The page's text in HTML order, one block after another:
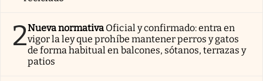
2Nueva normativa Oficial y confirmado: entra en
vigor la ley que prohíbe mantener perros y gatos
de forma habitual en balcones, sótanos, terrazas y
patios